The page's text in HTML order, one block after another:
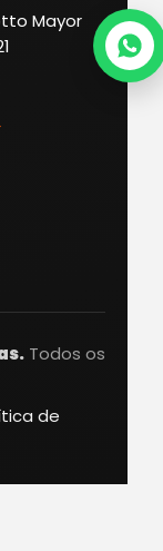
Mayor
Todos os
de